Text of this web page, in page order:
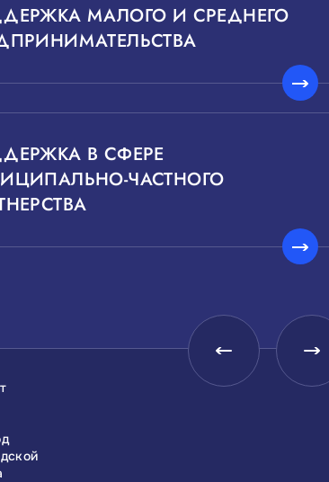
МАЛОГО И СРЕДНЕГО
В СФЕРЕ
ЧАСТНОГО
Малое и среднее